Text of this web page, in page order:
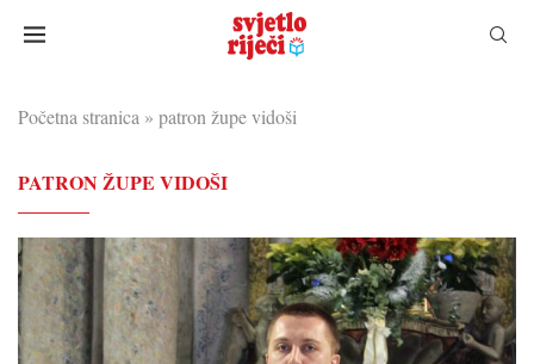
Početna stranica » patron župe vidoši
PATRON ŽUPE VIDOŠI